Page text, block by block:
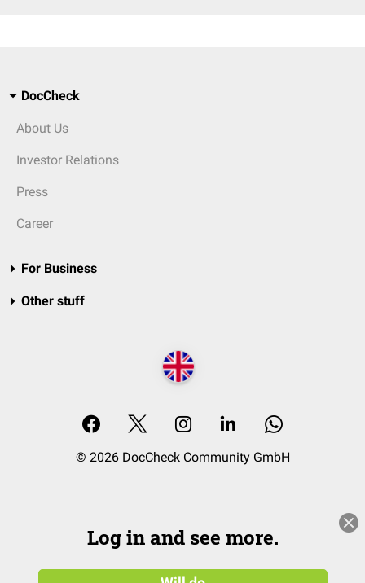
DocCheck
About Us
Investor Relations
Press
Career
For Business
Other stuff
© 2026 DocCheck Community GmbH
Log in and see more.